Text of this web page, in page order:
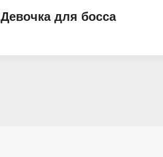
Девочка для босса